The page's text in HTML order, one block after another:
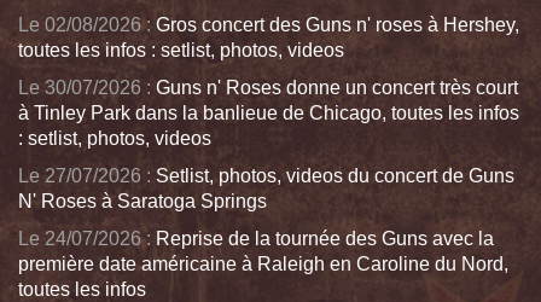
Le 02/08/2026 : Gros concert des Guns n' roses à Hershey,
toutes les infos : setlist, photos, videos
Le 30/07/2026 : Guns n' Roses donne un concert très court
à Tinley Park dans la banlieue de Chicago, toutes les infos
: setlist, photos, videos
Le 27/07/2026 : Setlist, photos, videos du concert de Guns
N' Roses à Saratoga Springs
Le 24/07/2026 : Reprise de la tournée des Guns avec la
première date américaine à Raleigh en Caroline du Nord,
toutes les infos